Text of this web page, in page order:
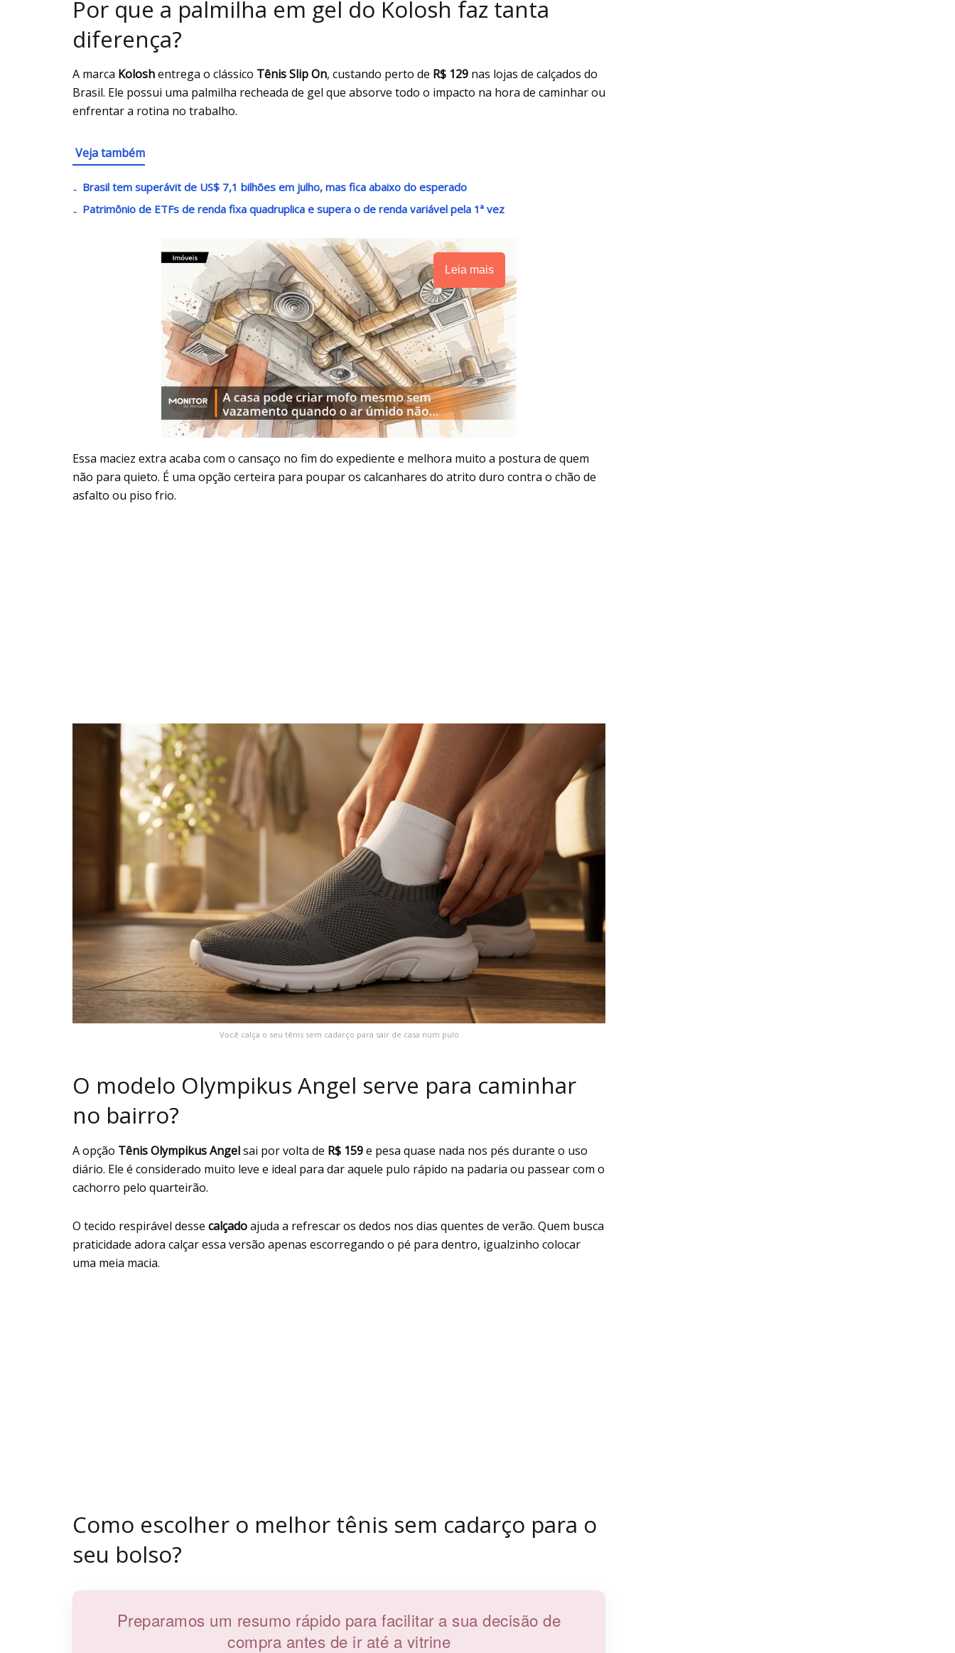
Por que a palmilha em gel do Kolosh faz tanta
diferença?
A marca Koloshentrega o clássico Tênis Slip On, custando perto de R$ 129 nas lojas de calçados do
Brasil. Ele possui uma palmilha recheada de gel que absorve todo o impacto na hora de caminhar ou
enfrentar a rotina no trabalho.
Veja também
Brasil tem superávit de US$ 7,1 bilhões em julho, mas fica abaixo do esperado
Patrimônio de ETFs de renda fixa quadruplica e supera o de renda variável pela 1ª vez
Leia mais
Essa maciez extra acaba com o cansaço no fim do expediente e melhora muito a postura de quem
não para quieto. É uma opção certeira para poupar os calcanhares do atrito duro contra o chão de
asfalto ou piso frio.
Você calça o seu tênis sem cadarço para sair de casa num pulo
O modelo Olympikus Angel serve para caminhar
no bairro?
A opção Tênis Olympikus Angelsai por volta de R$ 159e pesa quase nada nos pés durante o uso
diário. Ele é considerado muito leve e ideal para dar aquele pulo rápido na padaria ou passear com o
cachorro pelo quarteirão.
O tecido respirável desse calçadoajuda a refrescar os dedos nos dias quentes de verão. Quem busca
praticidade adora calçar essa versão apenas escorregando o pé para dentro, igualzinho colocar
uma meia macia.
Como escolher o melhor tênis sem cadarço para o
seu bolso?
Preparamos um resumo rápido para facilitar a sua decisão de
compra antes de ir até a vitrine